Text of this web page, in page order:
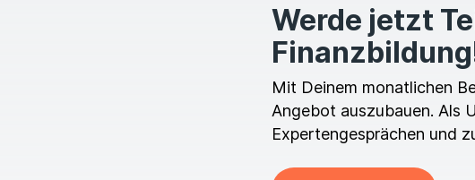
Werde jetzt
Mit Deinem monatlichen
Angebot auszubauen. Als
Expertengesprächen und